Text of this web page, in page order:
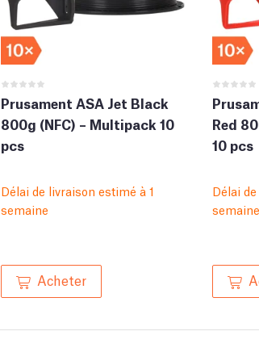
Prusament ASA Jet Black
800g (NFC) – Multipack 10
pcs
Délai de livraison estimé à 1
semaine
Acheter
Red
10 pcs
Délai
semaine